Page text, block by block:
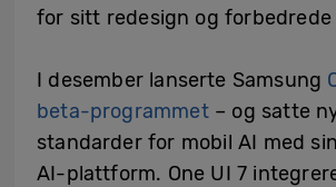
for sitt redesign og
I desember lanserte Samsung
beta-programmet– og satte
standarder for mobil AI med
AI-plattform. One UI 7